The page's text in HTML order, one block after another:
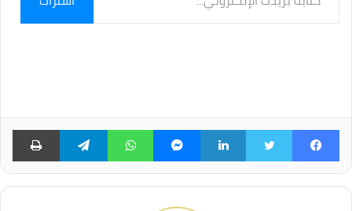
بريدك
الإلكتروني...
فيسبوك لينكدإن ماسنجر واتساب تيلقرام